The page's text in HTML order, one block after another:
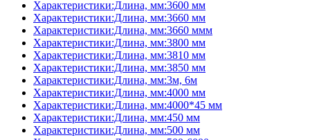
Характеристики:Длина, мм:3600 мм
Характеристики:Длина, мм:3660 мм
Характеристики:Длина, мм:3660 ммм
Характеристики:Длина, мм:3800 мм
Характеристики:Длина, мм:3810 мм
Характеристики:Длина, мм:3850 мм
Характеристики:Длина, мм:3м, 6м
Характеристики:Длина, мм:4000 мм
Характеристики:Длина, мм:4000*45 мм
Характеристики:Длина, мм:450 мм
Характеристики:Длина, мм:500 мм